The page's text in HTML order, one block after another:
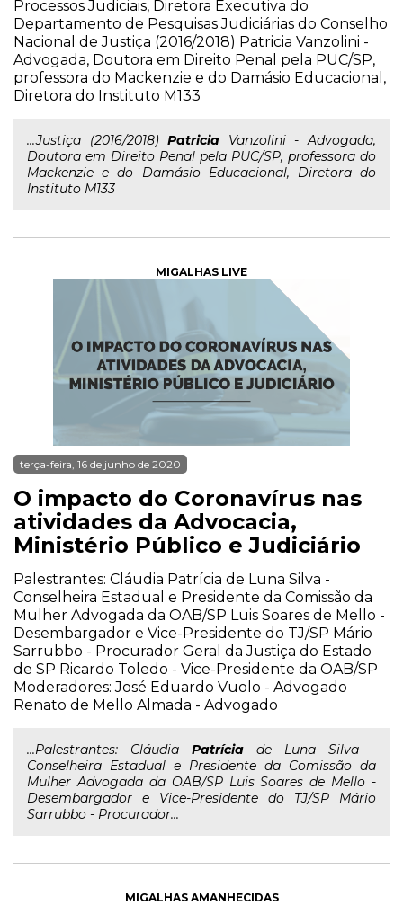
Processos Judiciais, Diretora Executiva do
Departamento de Pesquisas Judiciárias do Conselho
Nacional de Justiça (2016/2018) Patricia Vanzolini -
Advogada, Doutora em Direito Penal pela PUC/SP,
professora do Mackenzie e do Damásio Educacional,
Diretora do Instituto M133
...Justiça (2016/2018)Patricia Vanzolini - Advogada,
Doutora em Direito Penal pela PUC/SP, professora do
Mackenzie e do Damásio Educacional, Diretora do
Instituto M133
MIGALHAS LIVE
terça-feira, 16 de junho de 2020
O impacto do Coronavírus nas
atividades da Advocacia,
Ministério Público e Judiciário
Palestrantes: Cláudia Patrícia de Luna Silva -
Conselheira Estadual e Presidente da Comissão da
Mulher Advogada da OAB/SP Luis Soares de Mello -
Desembargador e Vice-Presidente do TJ/SP Mário
Sarrubbo - Procurador Geral da Justiça do Estado
de SP Ricardo Toledo - Vice-Presidente da OAB/SP
Moderadores: José Eduardo Vuolo - Advogado
Renato de Mello Almada - Advogado
...Palestrantes: Cláudia Patrícia de Luna Silva -
Conselheira Estadual e Presidente da Comissão da
Mulher Advogada da OAB/SP Luis Soares de Mello -
Desembargador e Vice-Presidente do TJ/SP Mário
Sarrubbo - Procurador...
MIGALHAS AMANHECIDAS